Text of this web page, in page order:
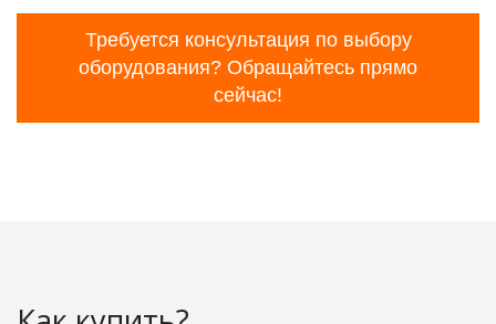
Требуется консультация по выбору
оборудования? Обращайтесь прямо
сейчас!